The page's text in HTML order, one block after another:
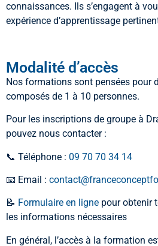
connaissances. Ils s’engagent à
expérience d’apprentissage
Modalité d’accès
Nos formations sont pensées pour
composés de 1 à 10 personnes.
Pour les inscriptions de groupe à
pouvez nous contacter :
📞 Téléphone : 09 70 70 34 14
📧 Email :
📝 Formulaire en ligne pour obtenir
les informations nécessaires
En général, l’accès à la formation